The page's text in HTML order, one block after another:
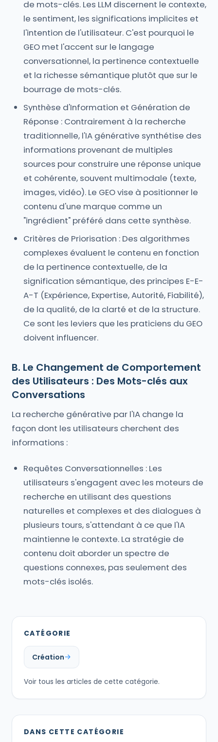
de mots-clés. Les LLM discernent le contexte,
le sentiment, les significations implicites et
l'intention de l'utilisateur. C'est pourquoi le
GEO met l'accent sur le langage
conversationnel, la pertinence contextuelle
et la richesse sémantique plutôt que sur le
bourrage de mots-clés.
Synthèse d'Information et Génération de
Réponse : Contrairement à la recherche
traditionnelle, l'IA générative synthétise des
informations provenant de multiples
sources pour construire une réponse unique
et cohérente, souvent multimodale (texte,
images, vidéo). Le GEO vise à positionner le
contenu d'une marque comme un
"ingrédient" préféré dans cette synthèse.
Critères de Priorisation : Des algorithmes
complexes évaluent le contenu en fonction
de la pertinence contextuelle, de la
signification sémantique, des principes E-E-
A-T (Expérience, Expertise, Autorité, Fiabilité),
de la qualité, de la clarté et de la structure.
Ce sont les leviers que les praticiens du GEO
doivent influencer.
B. Le Changement de Comportement
des Utilisateurs : Des Mots-clés aux
Conversations
La recherche générative par l'IA change la
façon dont les utilisateurs cherchent des
informations :
Requêtes Conversationnelles : Les
utilisateurs s'engagent avec les moteurs de
recherche en utilisant des questions
naturelles et complexes et des dialogues à
plusieurs tours, s'attendant à ce que l'IA
maintienne le contexte. La stratégie de
contenu doit aborder un spectre de
questions connexes, pas seulement des
mots-clés isolés.
CATÉGORIE
Création
Voir tous les articles de cette catégorie.
DANS CETTE CATÉGORIE